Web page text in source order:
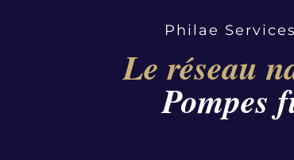
Philae
Le réseau
Pompes